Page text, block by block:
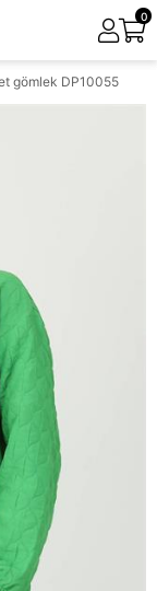
0
gömlek DP10055